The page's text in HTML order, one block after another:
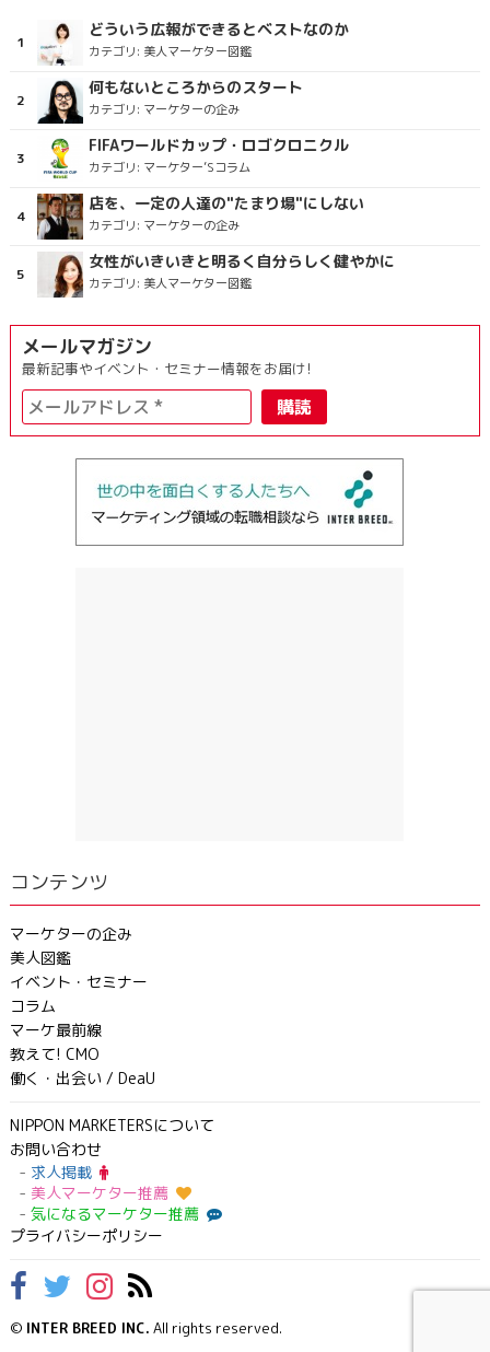
どういう広報ができるとベストなのか
カテゴリ: 美人マーケター図鑑
何もないところからのスタート
カテゴリ: マーケターの企み
FIFAワールドカップ・ロゴクロニクル
カテゴリ: マーケター’Sコラム
店を、一定の人達の"たまり場"にしない
カテゴリ: マーケターの企み
女性がいきいきと明るく自分らしく健やかに
カテゴリ: 美人マーケター図鑑
メールマガジン
最新記事やイベント・セミナー情報をお届け!
コンテンツ
マーケターの企み
美人図鑑
イベント・セミナー
コラム
マーケ最前線
教えて! CMO
働く・出会い / DeaU
NIPPON MARKETERSについて
お問い合わせ
求人掲載
美人マーケター推薦
気になるマーケター推薦
プライバシーポリシー
© INTER BREED INC. All rights reserved.